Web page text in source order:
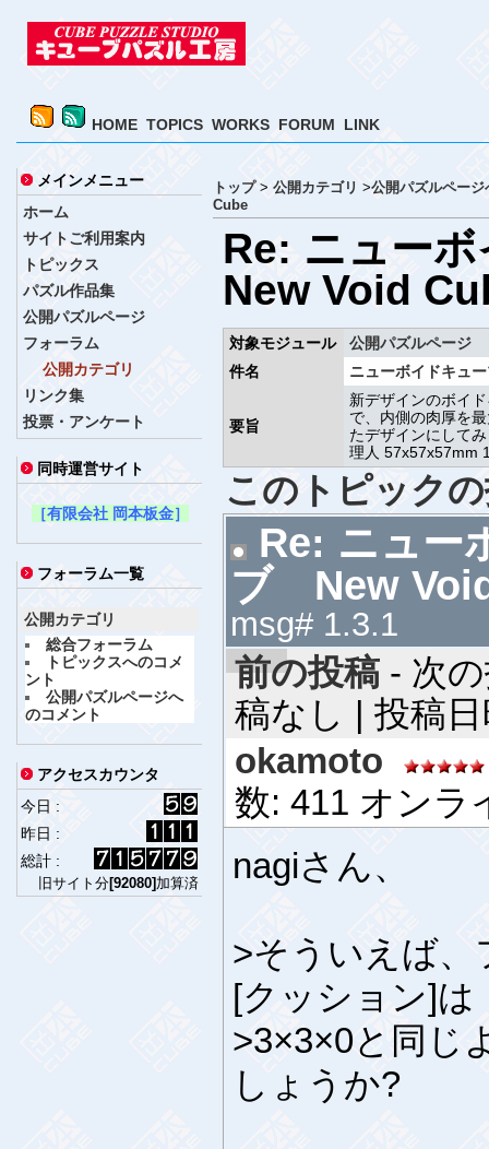
HOME TOPICS WORKS FORUM LINK
メインメニュー
ホーム
サイトご利用案内
トピックス
パズル作品集
公開パズルページ
フォーラム
公開カテゴリ
リンク集
投票・アンケート
同時運営サイト
［有限会社 岡本板金］
フォーラム一覧
公開カテゴリ
総合フォーラム
トピックスへのコメ
ント
公開パズルページへ
のコメント
アクセスカウンタ
今日 :
昨日 :
総計 :
旧サイト分[92080] 加算済
トップ> 公開カテゴリ >公開パズルページ
Cube
Re: ニュー
New Void
対象モジュール
公開パズルページ
件名
ニューボイドキュ
要旨
新デザインのボイ
で、内側の肉厚を
たデザインにして
理人 57x57x57mm
このトピック
Re: ニュー
ブ New
msg# 1.3.1
前の投稿 - 次
稿なし | 投稿
okamoto
数: 411 オンラ
nagiさん、
>そういえば、
[クッション]は
>3×3×0と同じ
しょうか?